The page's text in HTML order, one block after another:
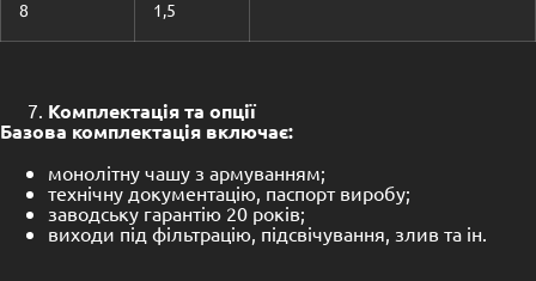
8
1,5
Комплектація та опції
Базова комплектація включає:
монолітну чашу з армуванням;
технічну документацію, паспорт виробу;
заводську гарантію 20 років;
виходи під фільтрацію, підсвічування, злив та ін.